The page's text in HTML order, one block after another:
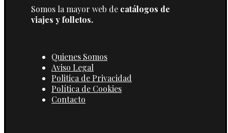
Somos la mayor web de catálogos de
viajes y folletos.
Quienes Somos
Aviso Legal
Politica de Privacidad
Política de Cookies
Contacto